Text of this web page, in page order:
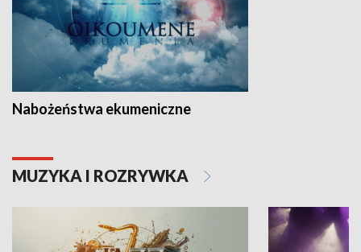
Nabożeństwa ekumeniczne
MUZYKA I ROZRYWKA